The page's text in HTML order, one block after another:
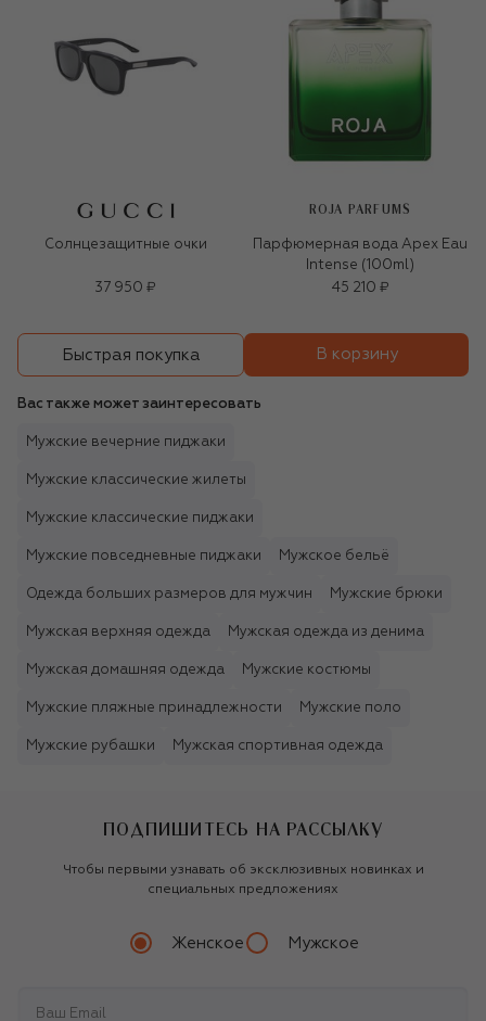
Солнцезащитные очки
37 950 ₽
ROJA PARFUMS
Парфюмерная вода Apex Eau
Intense (100ml)
45 210 ₽
Быстрая покупка В корзину
Вас также может заинтересовать
Мужские вечерние пиджаки
Мужские классические жилеты
Мужские классические пиджаки
Мужские повседневные пиджаки Мужское бельё
Одежда больших размеров для мужчин Мужские брюки
Мужская верхняя одежда Мужская одежда из денима
Мужская домашняя одежда Мужские костюмы
Мужские пляжные принадлежности Мужские поло
Мужские рубашки Мужская спортивная одежда
ПОДПИШИТЕСЬ НА РАССЫЛКУ
Чтобы первыми узнавать об эксклюзивных новинках и
специальных предложениях
Женское Мужское